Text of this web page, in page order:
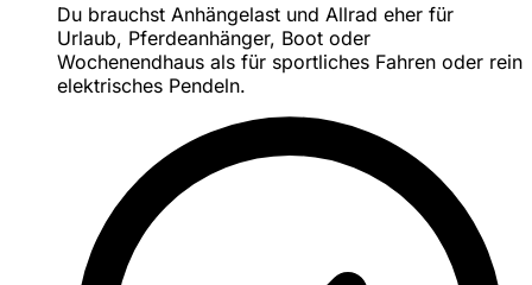
Du brauchst Anhängelast und Allrad eher für
Urlaub, Pferdeanhänger, Boot oder
Wochenendhaus als für sportliches Fahren oder rein
elektrisches Pendeln.